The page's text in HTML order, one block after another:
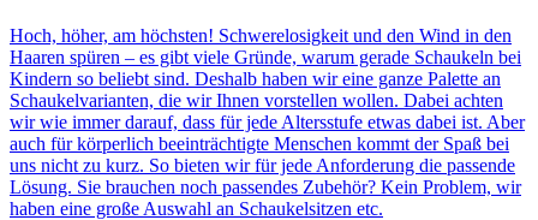
Hoch, höher, am höchsten! Schwerelosigkeit und den Wind in den
Haaren spüren – es gibt viele Gründe, warum gerade Schaukeln bei
Kindern so beliebt sind. Deshalb haben wir eine ganze Palette an
Schaukelvarianten, die wir Ihnen vorstellen wollen. Dabei achten
wir wie immer darauf, dass für jede Altersstufe etwas dabei ist. Aber
auch für körperlich beeinträchtigte Menschen kommt der Spaß bei
uns nicht zu kurz. So bieten wir für jede Anforderung die passende
Lösung. Sie brauchen noch passendes Zubehör? Kein Problem, wir
haben eine große Auswahl an Schaukelsitzen etc.